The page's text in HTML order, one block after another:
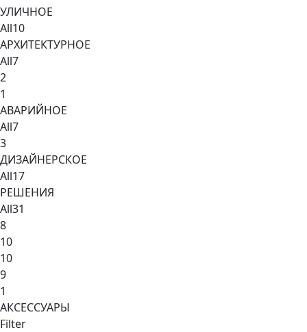
УЛИЧНОЕ
All10
АРХИТЕКТУРНОЕ
All7
2
1
АВАРИЙНОЕ
All7
3
ДИЗАЙНЕРСКОЕ
All17
РЕШЕНИЯ
All31
8
10
10
9
1
АКСЕССУАРЫ
Filter